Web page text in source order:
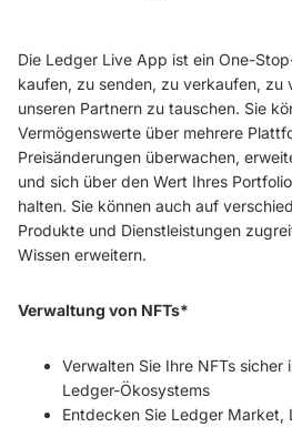
Die Ledger Live App ist ein One-
kaufen, zu senden, zu verkaufen, zu
unseren Partnern zu tauschen. Sie
Vermögenswerte über mehrere
Preisänderungen überwachen,
und sich über den Wert Ihres
halten. Sie können auch auf
Produkte und Dienstleistungen
Wissen erweitern.
Verwaltung von NFTs*
Verwalten Sie Ihre NFTs
Ledger-Ökosystems
Entdecken Sie Ledger Market,